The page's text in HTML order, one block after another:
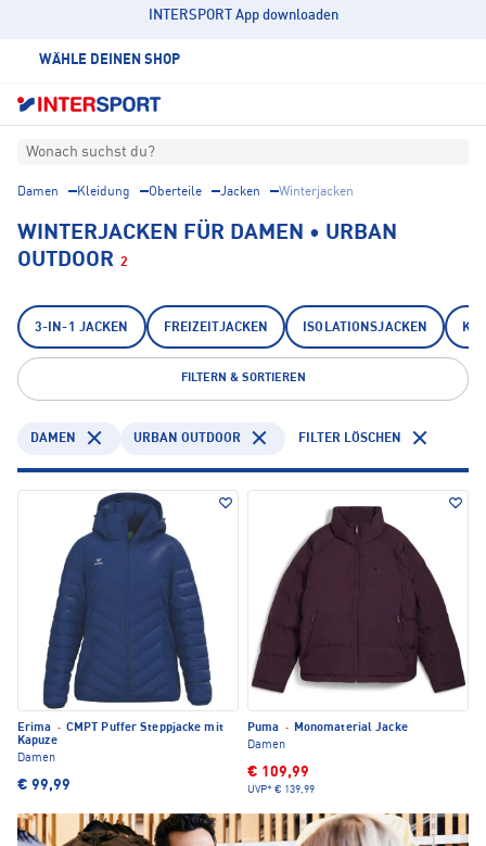
INTERSPORT App downloaden
WÄHLE DEINEN SHOP
Wonach suchst du?
Damen Kleidung Oberteile Jacken Winterjacken
WINTERJACKEN FÜR DAMEN • URBAN
OUTDOOR 2
3-IN-1 JACKEN FREIZEITJACKEN ISOLATIONSJACKEN
FILTERN & SORTIEREN
DAMEN URBAN OUTDOOR FILTER LÖSCHEN
Erima · CMPT Puffer Steppjacke mit
Kapuze
Damen
€ 99,99
Puma ·
Monomaterial Jacke
Damen
€ 109,99
UVP* € 139,99